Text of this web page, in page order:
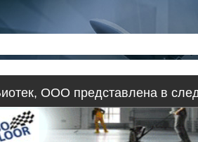
ООО представлена в